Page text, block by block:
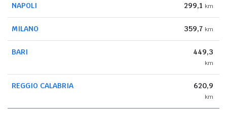
NAPOLI 299,1 km
MILANO 359,7 km
BARI 449,3
km
REGGIO CALABRIA 620,9
km